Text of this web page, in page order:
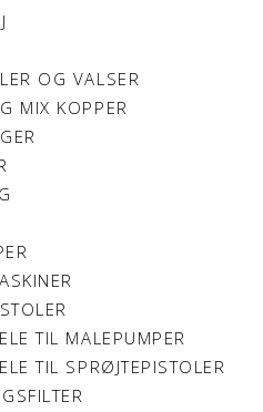
OG VALSER
MIX KOPPER
TIL MALEPUMPER
TIL SPRØJTEPISTOLER